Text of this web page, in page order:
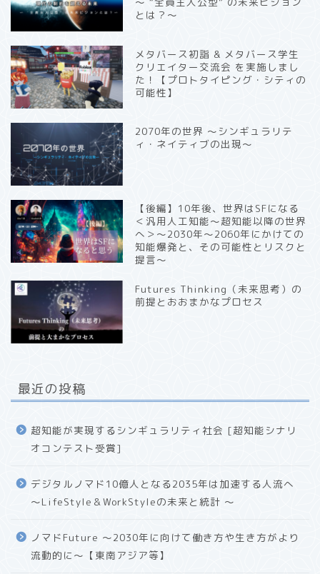
とは？〜
メタバース初詣 & メタバース学生
クリエイター交流会 を実施しまし
た！【プロトタイピング・シティの
可能性】
2070年の世界 〜シンギュラリテ
ィ・ネイティブの出現〜
【後編】10年後、世界はSFになる
＜汎用人工知能〜超知能以降の世界
へ＞〜2030年〜2060年にかけての
知能爆発と、その可能性とリスクと
提言〜
Futures Thinking（未来思考）の
前提とおおまかなプロセス
最近の投稿
超知能が実現するシンギュラリティ社会 [超知能シナリ
オコンテスト受賞]
デジタルノマド10億人となる2035年は加速する人流へ
〜LifeStyle＆WorkStyleの未来と統計 〜
ノマドFuture 〜2030年に向けて働き方や生き方がより
流動的に〜【東南アジア等】